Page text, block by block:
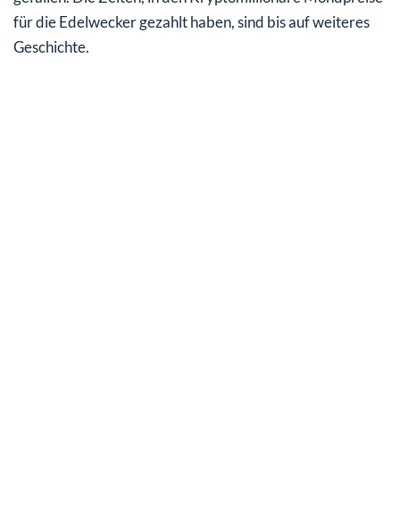
für die Edelwecker gezahlt haben, sind bis auf weiteres
Geschichte.